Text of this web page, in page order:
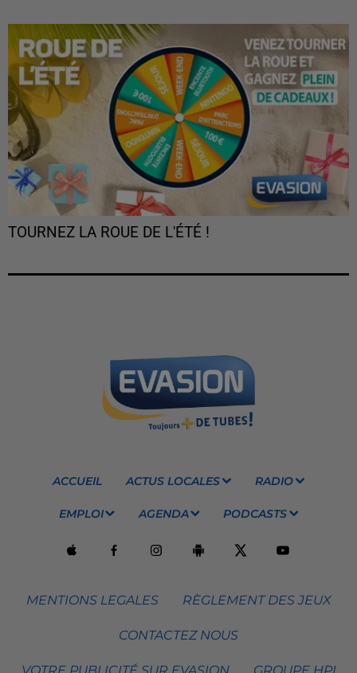
TOURNEZ LA ROUE DE L'ÉTÉ !
ACCUEIL ACTUS LOCALES RADIO
EMPLOI AGENDA PODCASTS
MENTIONS LEGALES RÈGLEMENT DES JEUX
CONTACTEZ NOUS
VOTRE PUBLICITÉ SUR EVASION GROUPE HPI